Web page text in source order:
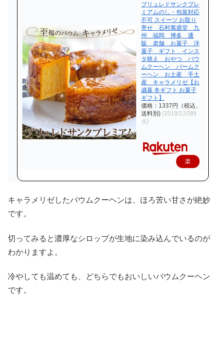
ブリュレドサンクプレ
ミアムのし・包装対応
不可 スイーツ お取り
寄せ 石村萬盛堂 九
州 福岡 博多 通
販 老舗 お菓子 洋
菓子 ギフト インス
タ映え おやつ バウ
ムクーヘン バームク
ーヘン お土産 手土
産 キャラメリゼ【お
歳暮 冬ギフト お菓子
ギフト】
価格：1337円（税込、
送料別) (2018/12/3時
点)
楽
購
キャラメリゼしたバウムクーヘンは、ほろ苦い甘さが絶妙
です。
切ってみると濃厚なシロップが生地に染み込んでいるのが
わかりますよ。
冷やしても温めても、どちらでもおいしいバウムクーヘン
です。